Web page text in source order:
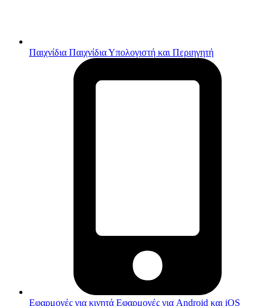
Παιχνίδια Παιχνίδια Υπολογιστή και Περιηγητή
Εφαρμογές για κινητά Εφαρμογές για Android και iOS